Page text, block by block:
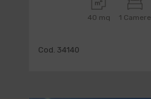
40 mq 1 Camere
Cod. 34140